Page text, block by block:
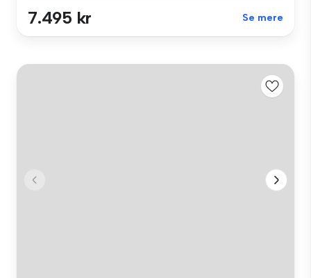
7.495 kr Se mere